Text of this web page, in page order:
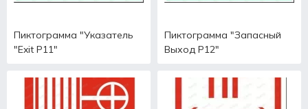
Пиктограмма "Указатель
"Exit Р11"
Пиктограмма "Запасный
Выход Р12"